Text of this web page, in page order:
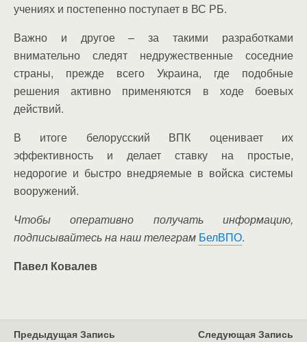
учениях и постепенно поступает в ВС РБ.
Важно и другое – за такими разработками
внимательно следят недружественные соседние
страны, прежде всего Украина, где подобные
решения активно применяются в ходе боевых
действий.
В итоге белорусский ВПК оценивает их
эффективность и делает ставку на простые,
недорогие и быстро внедряемые в войска системы
вооружений.
Чтобы оперативно получать информацию,
подписывайтесь на наш телеграм БелВПО.
Павел Ковалев
Предыдущая Запись Следующая Запись